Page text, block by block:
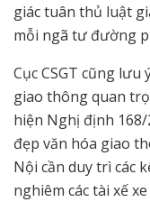
giác tuân thủ luật
mỗi ngã tư đường
Cục CSGT cũng
giao thông quan
hiện Nghị định
đẹp văn hóa giao
Nội cần duy trì các
nghiêm các tài xế